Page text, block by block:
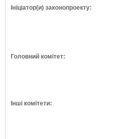
Ініціатор(и) законопроекту:
Головний комітет:
Інші комітети: